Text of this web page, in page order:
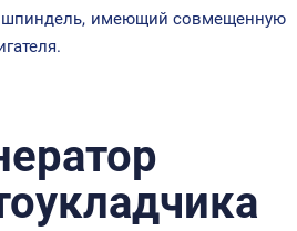
имеющий совмещенную